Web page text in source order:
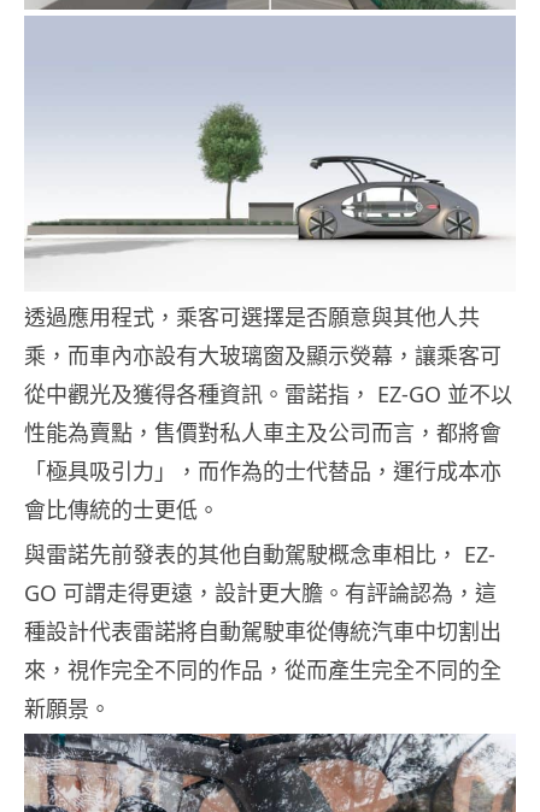
透過應用程式，乘客可選擇是否願意與其他人共
乘，而車內亦設有大玻璃窗及顯示熒幕，讓乘客可
從中觀光及獲得各種資訊。雷諾指， EZ-GO 並不以
性能為賣點，售價對私人車主及公司而言，都將會
「極具吸引力」，而作為的士代替品，運行成本亦
會比傳統的士更低。
與雷諾先前發表的其他自動駕駛概念車相比， EZ-
GO 可謂走得更遠，設計更大膽。有評論認為，這
種設計代表雷諾將自動駕駛車從傳統汽車中切割出
來，視作完全不同的作品，從而產生完全不同的全
新願景。